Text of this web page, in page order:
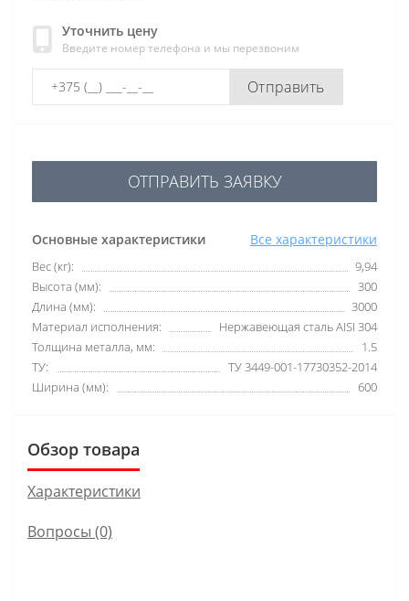
Уточнить цену
Введите номер телефона и мы перезвоним
Отправить
Основные характеристики Все характеристики
Вес (кг):
9,94
Высота (мм):
300
Длина (мм):
3000
Материал исполнения:
Нержавеющая сталь AISI 304
Толщина металла, мм:
1.5
ТУ:
ТУ 3449-001-17730352-2014
Ширина (мм):
600
ОТПРАВИТЬ ЗАЯВКУ
Обзор товара
Характеристики
Вопросы (0)